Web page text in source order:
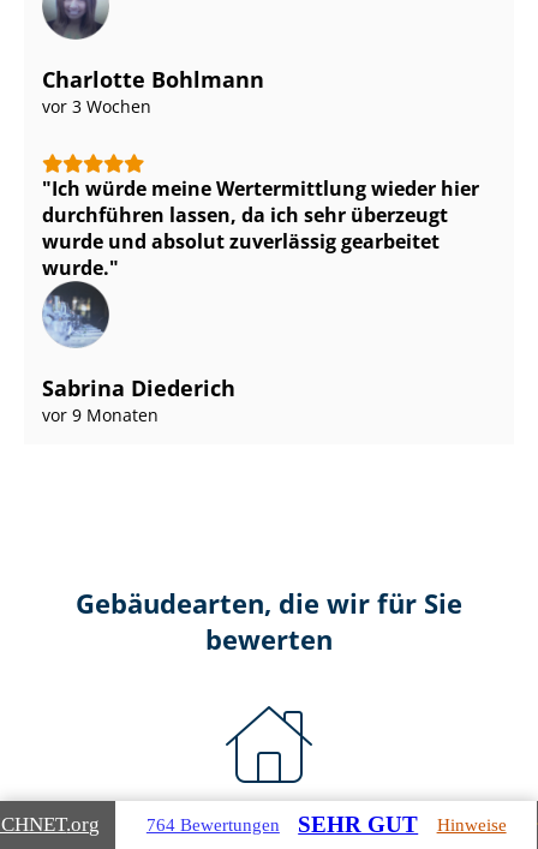
Charlotte Bohlmann
vor 3 Wochen
Ich würde meine Wertermittlung wieder hier
durchführen lassen, da ich sehr überzeugt
wurde und absolut zuverlässig gearbeitet
wurde.
Sabrina Diederich
vor 9 Monaten
Gebäudearten, die wir für Sie
bewerten
Wohnimmobilien
.org 764 Bewertungen SEHR GUT Hinweise